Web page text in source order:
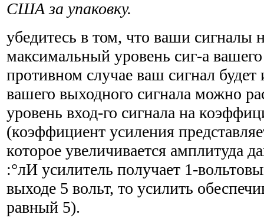
США за упаковку.
убедитесь в том, что ваши сигналы
максимальный уровень сиг-а
противном случае ваш сигнал будет
вашего выходного сигнала можно
уровень вход-го сигнала на
(коэффициент усиления
которое увеличивается амплитуда
:°лИ усилитель получает 1-
выходе 5 вольт, то усили­ть
равный 5).